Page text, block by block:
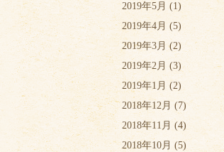
2019年5月 (1)
2019年4月 (5)
2019年3月(2)
2019年2月 (3)
2019年1月 (2)
2018年12月 (7)
2018年11月 (4)
2018年10月 (5)